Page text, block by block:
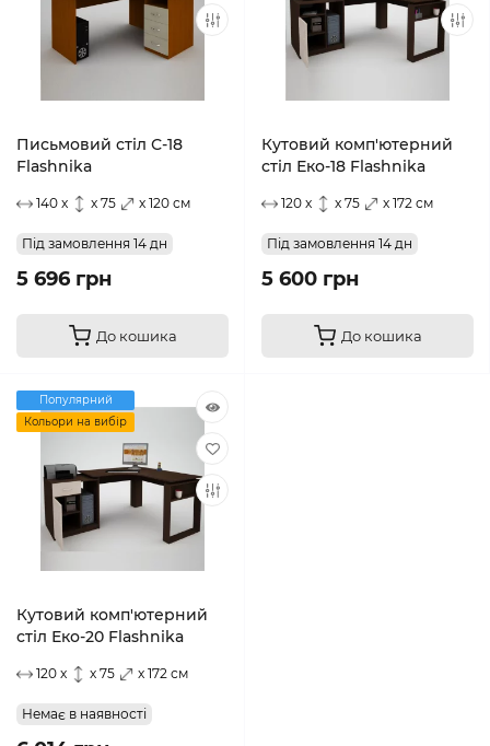
Письмовий стіл С-18
Flashnika
140 x x 75 x 120 см
Під замовлення 14 дн
5 696 грн
До кошика
Кутовий комп'ютерний
стіл Еко-18 Flashnika
120 x x 75 x 172 см
Під замовлення 14 дн
5 600 грн
До кошика
Популярний
Кольори на вибір
Кутовий комп'ютерний
стіл Еко-20 Flashnika
120 x x 75 x 172 см
Немає в наявності